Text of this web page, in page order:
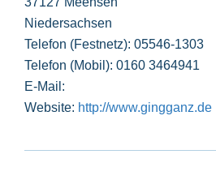
Niedersachsen
Telefon (Festnetz): 05546-1303
Telefon (Mobil): 0160 3464941
E-Mail:
Website: http://www.gingganz.de